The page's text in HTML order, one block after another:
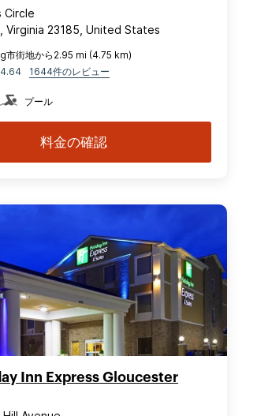
Circle
Virginia 23185, United States
市街地から2.95 mi (4.75 km)
4.64
1644件のレビュー
プール
料金の確認
Inn Express Gloucester